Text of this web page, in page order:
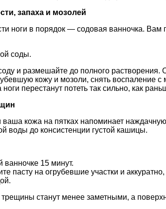
запаха и мозолей
ноги в порядок — содовая ванночка. Вам
соды.
и размешайте до полного
кожу и мозоли, снять воспаление
перестанут потеть так сильно, как
ваша кожа на пятках напоминает
воды до консистенции густой кашицы.
ванночке 15 минут.
пасту на огрубевшие участки и
станут менее заметными, а